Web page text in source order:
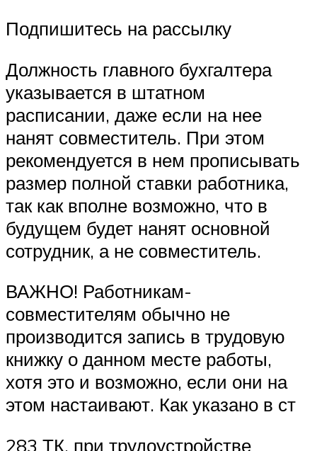
Подпишитесь на рассылку
Должность главного бухгалтера
указывается в штатном
расписании, даже если на нее
нанят совместитель. При этом
рекомендуется в нем прописывать
размер полной ставки работника,
так как вполне возможно, что в
будущем будет нанят основной
сотрудник, а не совместитель.
ВАЖНО! Работникам-
совместителям обычно не
производится запись в трудовую
книжку о данном месте работы,
хотя это и возможно, если они на
этом настаивают. Как указано в ст
283 ТК, при трудоустройстве